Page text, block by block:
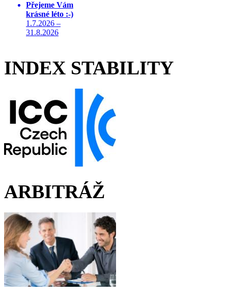
Přejeme Vám
krásné léto :-)
1.7.2026 –
31.8.2026
INDEX STABILITY
ARBITRÁŽ